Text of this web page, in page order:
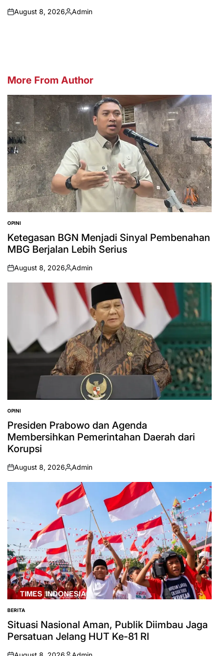
on
August 8, 2026
Posted
Admin
More From Author
POSTED
IN
OPINI
Ketegasan BGN Menjadi Sinyal Pembenahan
MBG Berjalan Lebih Serius
on
August 8, 2026
Posted
by
Admin
POSTED
IN
OPINI
Presiden Prabowo dan Agenda
Membersihkan Pemerintahan Daerah dari
Korupsi
on
August 8, 2026
Posted
by
Admin
POSTED
IN
BERITA
Situasi Nasional Aman, Publik Diimbau Jaga
Persatuan Jelang HUT Ke-81 RI